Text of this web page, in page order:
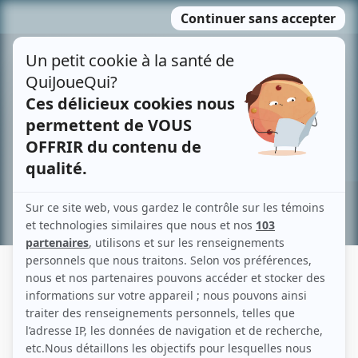
MENU
contenu
Recherche avancée »
DARIANNE RAMIREZ-BLANCHETTE
Liens
Fiche de Darianne Ramirez-Blanchette sur Showbizz.net